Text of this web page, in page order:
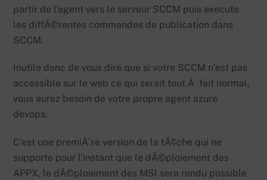
partir de l’agent vers le serveur SCCM puis execute
les diffÃ©rentes commandes de publication dans
SCCM.
Inutile donc de vous dire que si votre SCCM n’est pas
accessible sur le web ce qui serait tout Ã fait normal,
vous aurez besoin de votre propre agent azure
devops.
C’est une premiÃ¨re version de la tÃ¢che qui ne
supporte pour l’instant que le dÃ©ploiement des
APPX, le dÃ©ploiement des MSI sera rendu possible